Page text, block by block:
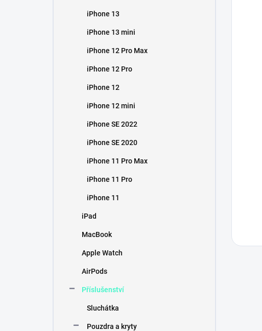
iPhone 13
iPhone 13 mini
iPhone 12 Pro Max
iPhone 12 Pro
iPhone 12
iPhone 12 mini
iPhone SE 2022
iPhone SE 2020
iPhone 11 Pro Max
iPhone 11 Pro
iPhone 11
iPad
MacBook
Apple Watch
AirPods
Příslušenství
Sluchátka
Pouzdra a kryty